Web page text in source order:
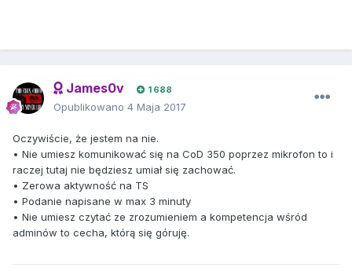
James0v 1 688
Opublikowano 4 Maja 2017
Oczywiście, że jestem na nie.
• Nie umiesz komunikować się na CoD 350 poprzez mikrofon to i
raczej tutaj nie będziesz umiał się zachować.
• Zerowa aktywność na TS
• Podanie napisane w max 3 minuty
• Nie umiesz czytać ze zrozumieniem a kompetencja wśród
adminów to cecha, którą się góruję.